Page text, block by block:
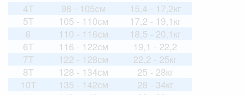
4T
98 - 105см
15,4 - 17,2кг
5T
105 - 110см
17,2 - 19,1кг
6
110 - 116см
18,5 - 20,1кг
6T
116 - 122см
19,1 - 22,2
7T
122 - 128см
22,2 - 25кг
8T
128 - 134см
25 - 28кг
10T
135 - 142см
28 - 34кг